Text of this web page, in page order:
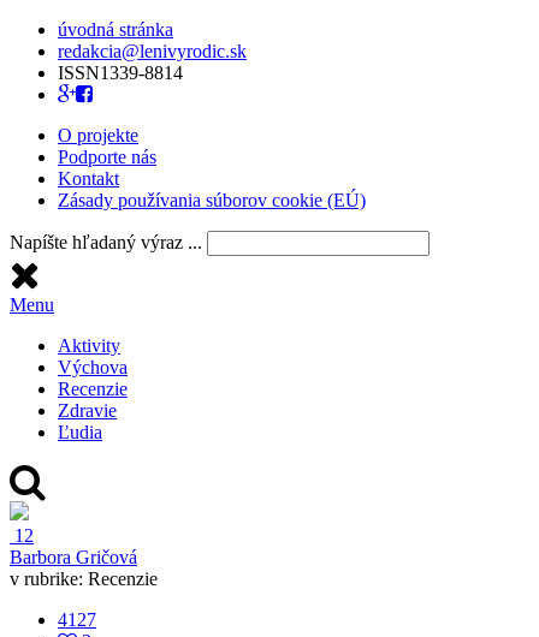
úvodná stránka
redakcia@lenivyrodic.sk
ISSN1339-8814
O projekte
Podporte nás
Kontakt
Zásady používania súborov cookie (EÚ)
Napíšte hľadaný výraz ...
Menu
Aktivity
Výchova
Recenzie
Zdravie
Ľudia
12
Barbora Gričová
v rubrike: Recenzie
4127